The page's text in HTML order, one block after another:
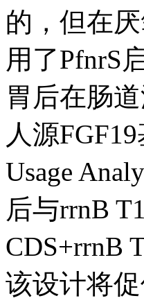
的，但在
用了PfnrS
胃后在肠
人源
Usage
后与rrnB
CDS+rrnB
该设计将